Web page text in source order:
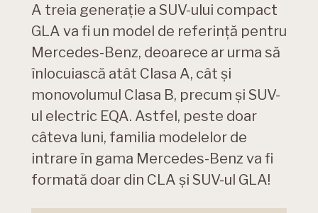
A treia generație a SUV-ului compact
GLA va fi un model de referință pentru
Mercedes-Benz, deoarece ar urma să
înlocuiască atât Clasa A, cât și
monovolumul Clasa B, precum și SUV-
ul electric EQA. Astfel, peste doar
câteva luni, familia modelelor de
intrare în gama Mercedes-Benz va fi
formată doar din CLA și SUV-ul GLA!